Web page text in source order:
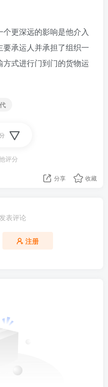
更深远的影响是他介入
承运人并承担了组织一
式进行门到门的货物运
评分
分享 收藏
表评论
注册